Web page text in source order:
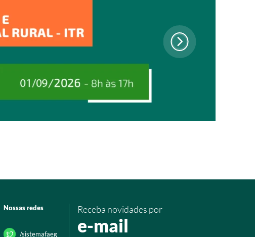
Nossas redes
/sistemafaeg
Receba novidades por
e-mail